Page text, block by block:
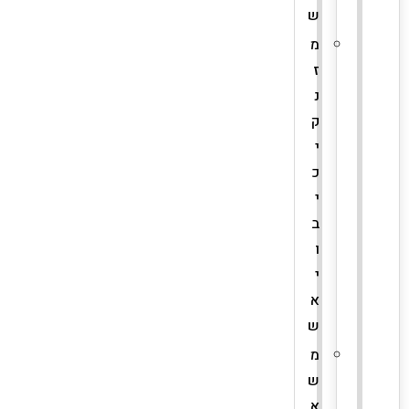
ש
מ
ז
נ
ק
י
כ
י
ב
ו
י
א
ש
מ
ש